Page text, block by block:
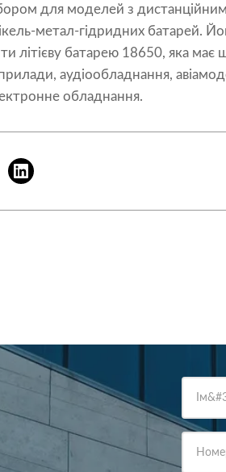
для моделей з
метал-гідридних батарей.
літієву батарею 18650, яка має
аудіообладнання,
обладнання.